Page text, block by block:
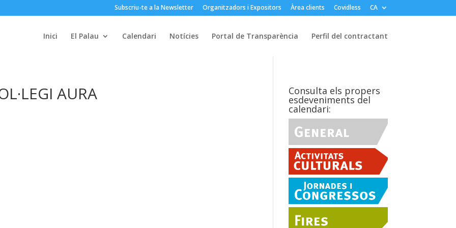
Subscriu-te a la Newsletter Organitzadors i Expositors Àrea clients Covidless CA
Inici El Palau Calendari Notícies Portal de Transparència Perfil del contractant
AURA Consulta els propers
esdeveniments del
calendari: